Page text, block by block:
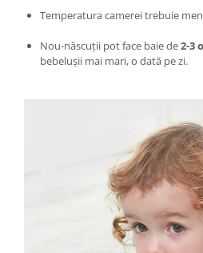
Craciun
Beteala si ghirlande Craciun
Decoratiuni luminoase exterioare &
Figurine si decoratiuni Craciun
Furtun - Tub - rola craciun
Instalatii Craciun 220V
Temperatura camerei trebuie
Nou-născuții pot face baie de2-3
bebelușii mai mari, o dată pe zi.